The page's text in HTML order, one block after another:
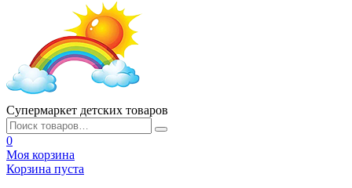
Супермаркет детских товаров
0
Моя корзина
Корзина пуста